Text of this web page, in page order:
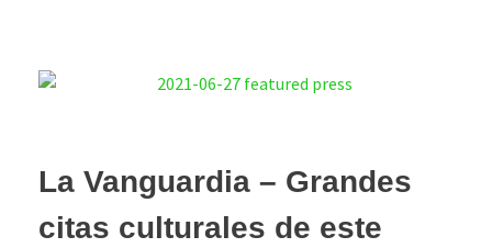
La Vanguardia – Grandes
citas culturales de este